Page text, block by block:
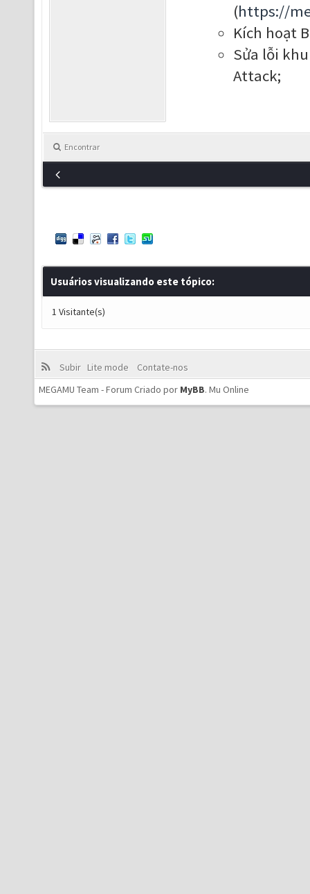
(https://
Kích hoạt
Sửa lỗi
Attack;
Encontrar
Usuários visualizando este tópico:
1 Visitante(s)
Subir Lite mode
Contate-nos
MEGAMU Team - Forum Criado por MyBB. Mu Online